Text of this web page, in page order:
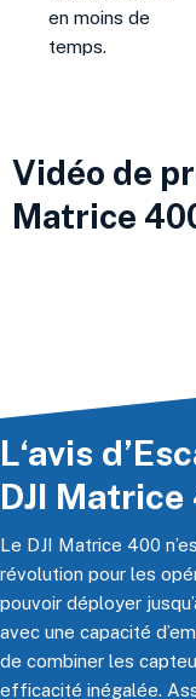
en moins de
temps.
Vidéo de
Matrice
L‘avis
DJI Matrice
Le DJI Matrice 400
révolution pour les
pouvoir déployer
avec une capacité
de combiner les
efficacité inégalée.